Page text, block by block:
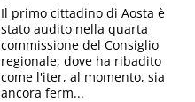
Il primo cittadino di Aosta è
stato audito nella quarta
commissione del Consiglio
regionale, dove ha ribadito
come l'iter, al momento, sia
ancora ferm...